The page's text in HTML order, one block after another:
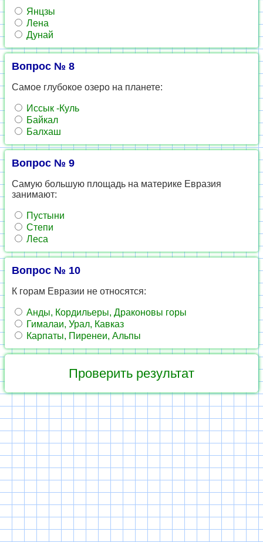
Янцзы
Лена
Дунай
Вопрос № 8
Самое глубокое озеро на планете:
Иссык -Куль
Байкал
Балхаш
Вопрос № 9
Самую большую площадь на материке Евразия
занимают:
Пустыни
Степи
Леса
Вопрос № 10
К горам Евразии не относятся:
Анды, Кордильеры, Драконовы горы
Гималаи, Урал, Кавказ
Карпаты, Пиренеи, Альпы